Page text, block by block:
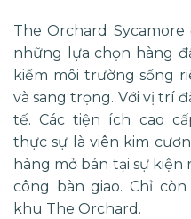
The Orchard
những lựa chọn hàng
kiếm môi trường sống
và sang trọng. Với vị trí
tế. Các tiện ích cao
thực sự là viên kim
hàng mở bán tại sự
công bàn giao. Chỉ
khu The Orchard.